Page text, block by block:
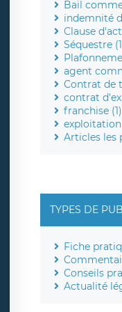
Bail
indemnité
Clause
Séquestre
agent
Contrat de
contrat
franchise (1)
exploitation
Articles les
TYPES DE
Fiche
Conseils
Actualité